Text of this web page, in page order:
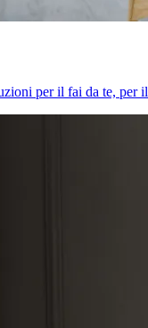
per il fai da te, per